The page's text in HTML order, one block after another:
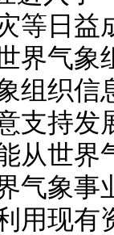
等日益
界气象
组织信
支持发
从世界
气象事
用现有